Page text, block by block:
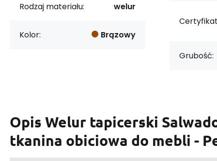
Rodzaj materiału: welur
Kolor: Brązowy
Grubość:
Opis Welur tapicerski
tkanina obiciowa do mebli -